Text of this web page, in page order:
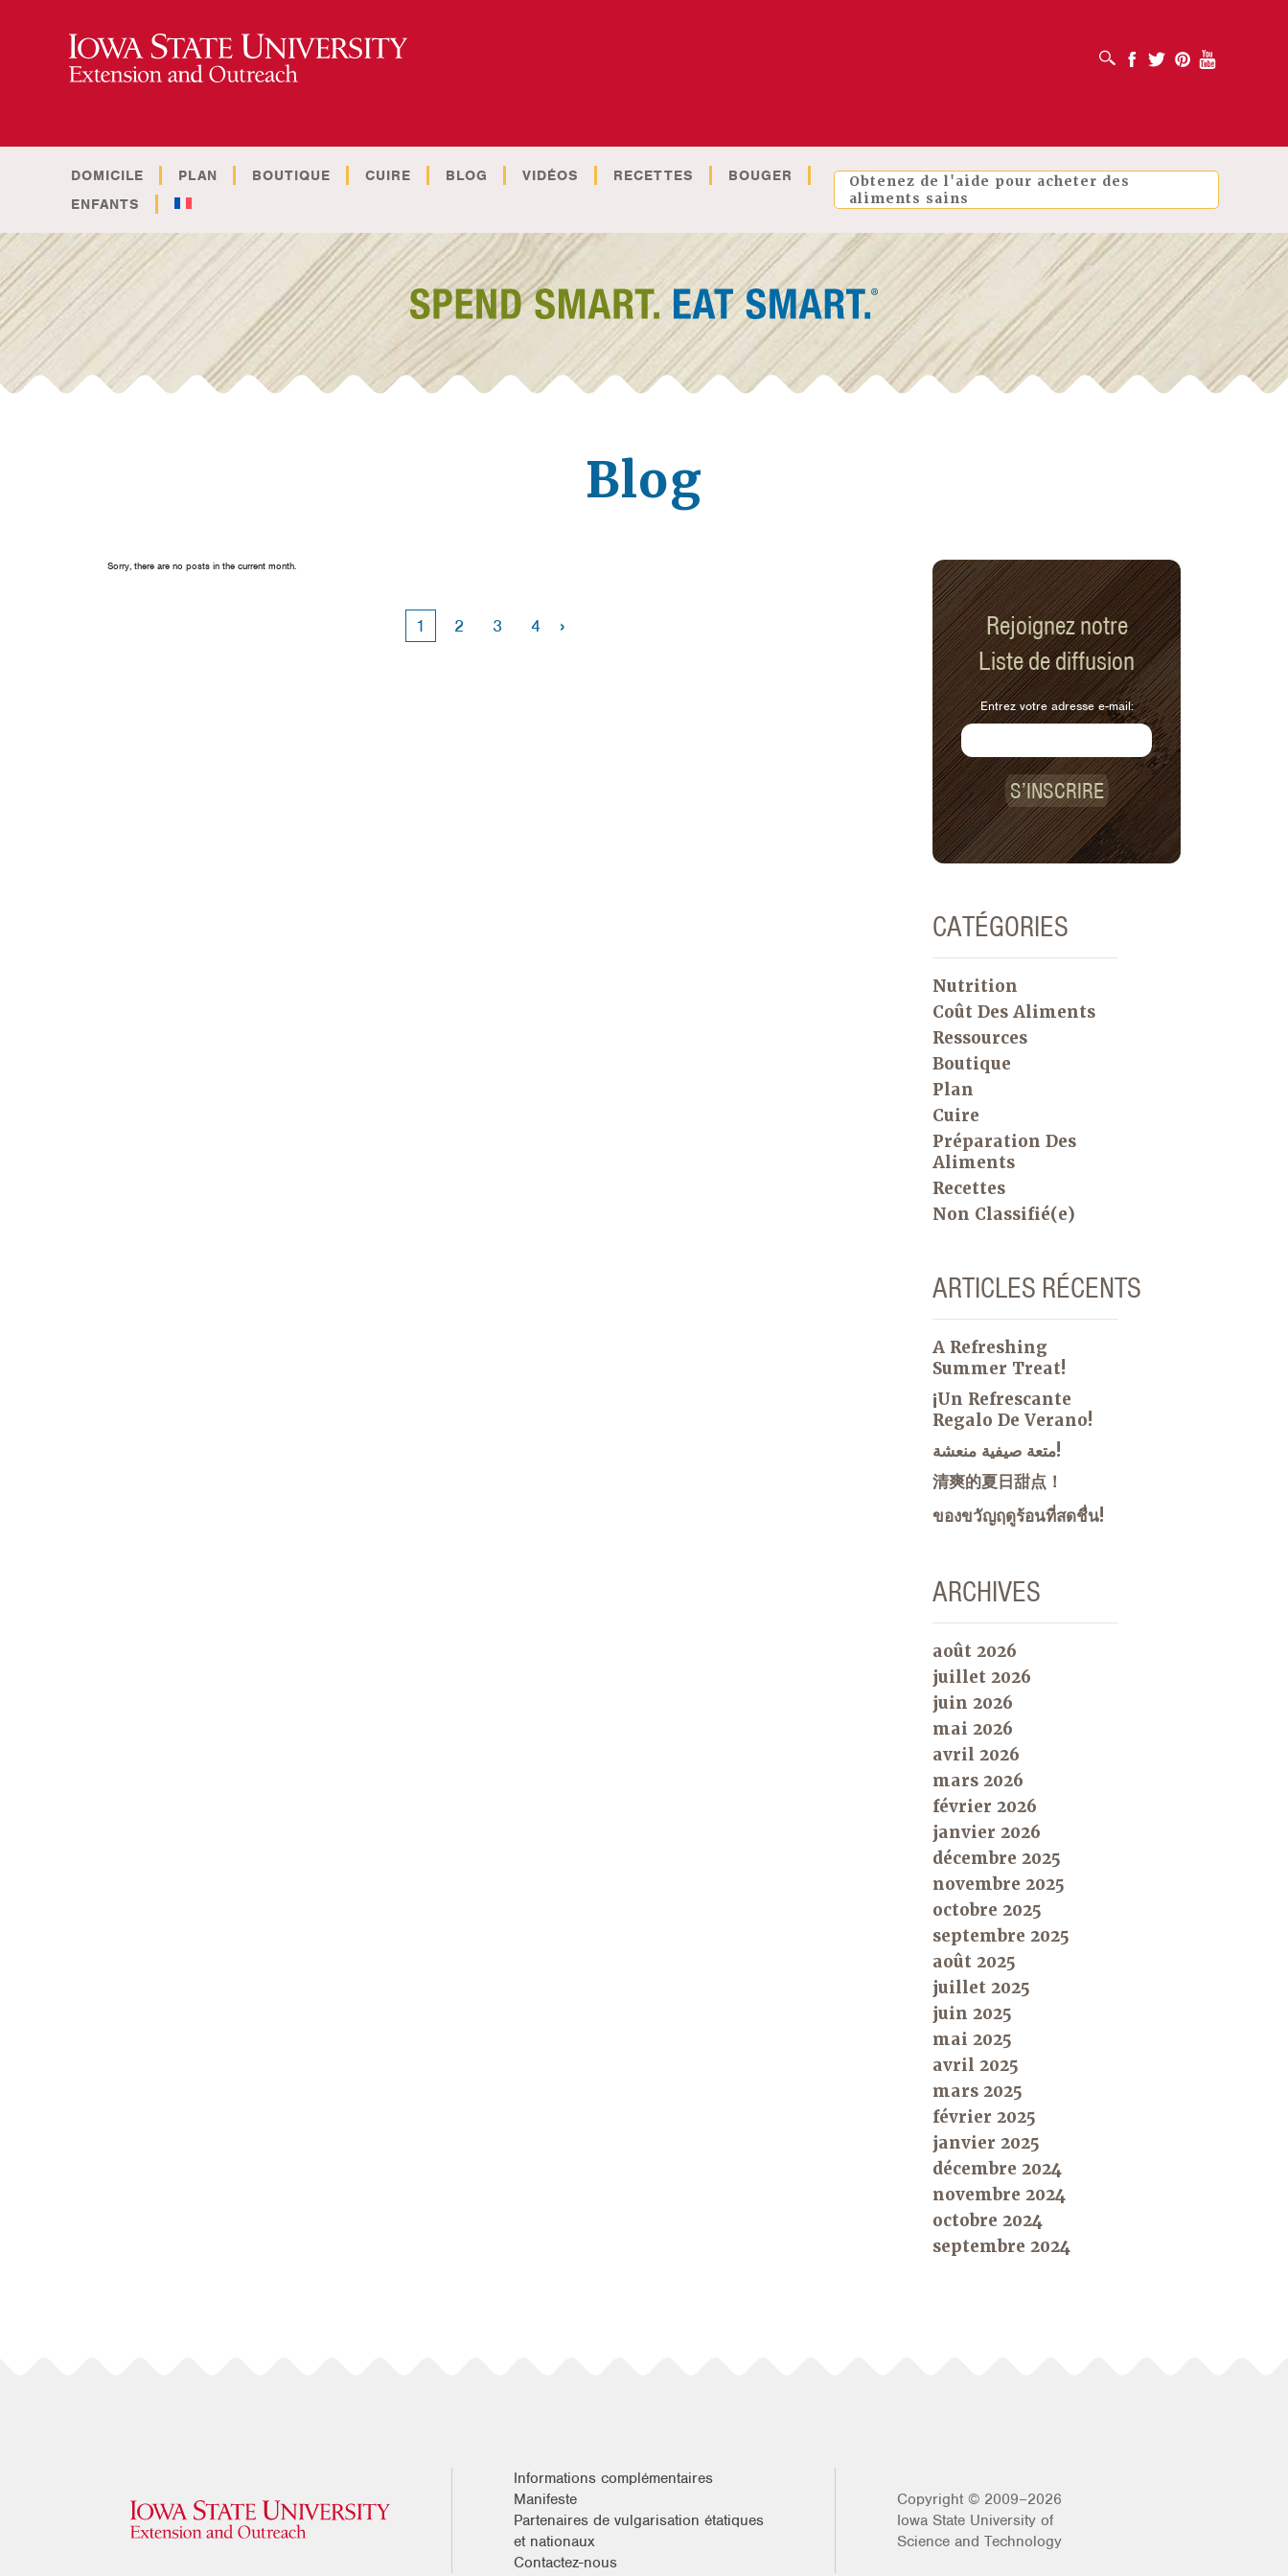
OUVRIR LA BOÎTE DE RECHERCHE
Facebook
Twitter PinterestYoutube
DOMICILE PLAN BOUTIQUE CUIRE BLOG VIDÉOS RECETTES
BOUGER
ENFANTS
Obtenez de l'aide pour acheter des
aliments sains
Blog
Sorry, there are no posts in the current month.
1 2 3 4 ›
Rejoignez notre
Liste de diffusion
Entrez votre adresse e-mail:
S’INSCRIRE
CATÉGORIES
Nutrition
Coût Des Aliments
Ressources
Boutique
Plan
Cuire
Préparation Des
Aliments
Recettes
Non Classifié(e)
ARTICLES RÉCENTS
A Refreshing
Summer Treat!
¡Un Refrescante
Regalo De Verano!
متعة صيفية منعشة!
清爽的夏日甜点！
ของขวัญฤดูร้อนที่สดชื่น!
ARCHIVES
août 2026
juillet 2026
juin 2026
mai 2026
avril 2026
mars 2026
février 2026
janvier 2026
décembre 2025
novembre 2025
octobre 2025
septembre 2025
août 2025
juillet 2025
juin 2025
mai 2025
avril 2025
mars 2025
février 2025
janvier 2025
décembre 2024
novembre 2024
octobre 2024
septembre 2024
Informations complémentaires
Manifeste
Partenaires de vulgarisation étatiques
et nationaux
Contactez-nous
Copyright © 2009–2026
Iowa State University of
Science and Technology